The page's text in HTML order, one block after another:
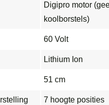
Digipro motor
koolborstels)
60 Volt
Lithium Ion
51 cm
7 hoogte posities